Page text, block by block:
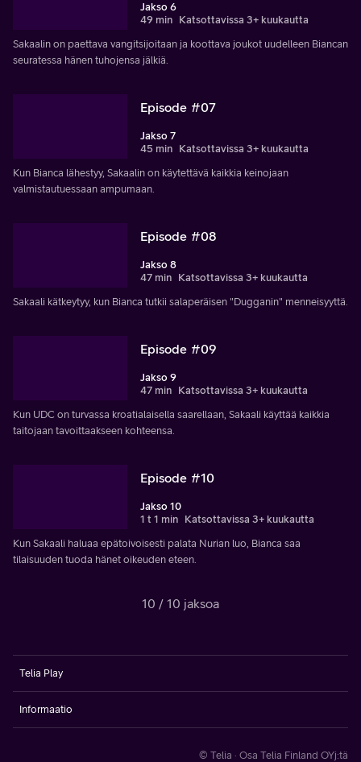
Jakso 6
49 min Katsottavissa 3+ kuukautta
Sakaalin on paettava vangitsijoitaan ja koottava joukot uudelleen Biancan
seuratessa hänen tuhojensa jälkiä.
Episode #07
Jakso 7
45 min Katsottavissa 3+ kuukautta
Kun Bianca lähestyy, Sakaalin on käytettävä kaikkia keinojaan
valmistautuessaan ampumaan.
Episode #08
Jakso 8
47 min Katsottavissa 3+ kuukautta
Sakaali kätkeytyy, kun Bianca tutkii salaperäisen "Dugganin" menneisyyttä.
Episode #09
Jakso 9
47 min Katsottavissa 3+ kuukautta
Kun UDC on turvassa kroatialaisella saarellaan, Sakaali käyttää kaikkia
taitojaan tavoittaakseen kohteensa.
Episode #10
Jakso 10
1 t 1 min Katsottavissa 3+ kuukautta
Kun Sakaali haluaa epätoivoisesti palata Nurian luo, Bianca saa
tilaisuuden tuoda hänet oikeuden eteen.
10 / 10 jaksoa
Telia Play
Informaatio
© Telia · Osa Telia Finland OYj:tä